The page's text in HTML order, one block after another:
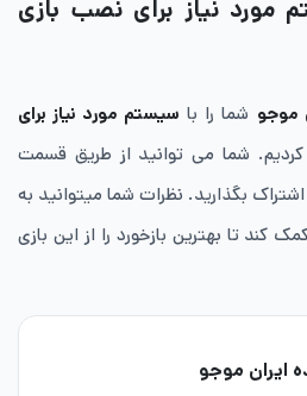
مورد نیاز برای نصب بازی
موجو شما را با سیستم مورد نیاز برای
کردیم. شما می توانید از طریق قسمت
بگذارید. نظرات شما میتوانید به
کند تا بهترین بازخورد را از این بازی
ایران موجو